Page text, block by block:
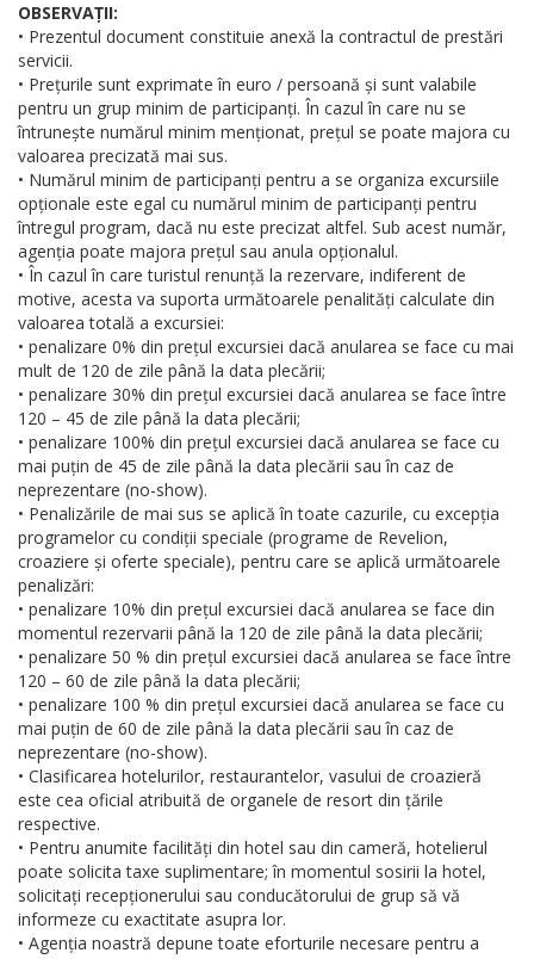
OBSERVAȚII:
• Prezentul document constituie anexă la contractul de prestări
servicii.
• Prețurile sunt exprimate în euro / persoană și sunt valabile
pentru un grup minim de participanți. În cazul în care nu se
întrunește numărul minim menționat, prețul se poate majora cu
valoarea precizată mai sus.
• Numărul minim de participanți pentru a se organiza excursiile
opționale este egal cu numărul minim de participanți pentru
întregul program, dacă nu este precizat altfel. Sub acest număr,
agenția poate majora prețul sau anula opționalul.
• În cazul în care turistul renunță la rezervare, indiferent de
motive, acesta va suporta următoarele penalități calculate din
valoarea totală a excursiei:
• penalizare 0% din prețul excursiei dacă anularea se face cu mai
mult de 120 de zile până la data plecării;
• penalizare 30% din prețul excursiei dacă anularea se face între
120 – 45 de zile până la data plecării;
• penalizare 100% din prețul excursiei dacă anularea se face cu
mai puțin de 45 de zile până la data plecării sau în caz de
neprezentare (no-show).
• Penalizările de mai sus se aplică în toate cazurile, cu excepția
programelor cu condiții speciale (programe de Revelion,
croaziere și oferte speciale), pentru care se aplică următoarele
penalizări:
• penalizare 10% din prețul excursiei dacă anularea se face din
momentul rezervarii până la 120 de zile până la data plecării;
• penalizare 50 % din prețul excursiei dacă anularea se face între
120 – 60 de zile până la data plecării;
• penalizare 100 % din prețul excursiei dacă anularea se face cu
mai puțin de 60 de zile până la data plecării sau în caz de
neprezentare (no-show).
• Clasificarea hotelurilor, restaurantelor, vasului de croazieră
este cea oficial atribuită de organele de resort din țările
respective.
• Pentru anumite facilități din hotel sau din cameră, hotelierul
poate solicita taxe suplimentare; în momentul sosirii la hotel,
solicitați recepționerului sau conducătorului de grup să vă
informeze cu exactitate asupra lor.
• Agenția noastră depune toate eforturile necesare pentru a